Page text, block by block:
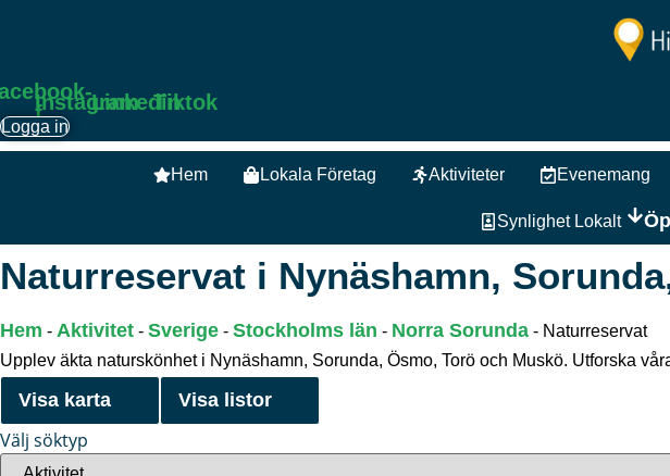
f
Instagram
LinkedinTiktok
Logga in
Hem Lokala Företag Aktiviteter Evenemang
Synlighet Lokalt
Naturreservat i Nynäshamn,
Hem - Aktivitet - Sverige - Stockholms län - Norra Sorunda - Naturreservat
Upplev äkta naturskönhet i Nynäshamn, Sorunda, Ösmo, Torö och Muskö. Utforska
Visa karta Visa listor
Välj söktyp